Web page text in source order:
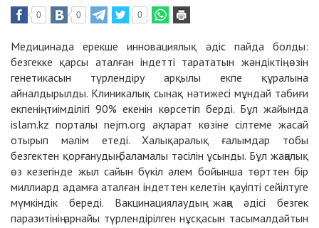
0 0 0
Медицинада ерекше инновациялық әдіс пайда болды:
безгекке қарсы аталған індетті тарататын жәндіктің өзін
генетикасын түрлендіру арқылы екпе құралына
айналдырылды. Клиникалық сынақ нәтижесі мұндай табиғи
екпенің тиімділігі 90% екенін көрсетіп берді. Бұл жайында
islam.kz порталы nejm.org ақпарат көзіне сілтеме жасай
отырып мәлім етеді. Халықаралық ғалымдар тобы
безгектен қорғанудың баламалы тәсілін ұсынды. Бұл жаңалық
өз кезегінде жыл сайын бүкіл әлем бойынша төрттен бір
миллиард адамға аталған індеттен келетін қауіпті сейілтуге
мүмкіндік береді. Вакцинациялаудың жаңа әдісі безгек
паразитінің арнайы түрлендірілген нұсқасын тасымалдайтын